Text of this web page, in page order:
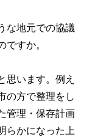
な地元での協議
ですか。
思います。例え
の方で整理をし
管理・保存計画
らかになった上